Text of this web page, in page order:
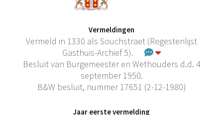
Vermeldingen
Vermeld in 1330 als Souchstraet (Regestenlijst
Gasthuis-Archief 5).
Besluit van Burgemeester en Wethouders d.d. 4
september 1950.
B&W besluit, nummer 17651 (2-12-1980)
Jaar eerste vermelding